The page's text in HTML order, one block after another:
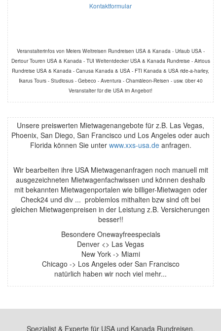
Kontaktformular
Veranstalterinfos von Meiers Weltreisen Rundreisen USA & Kanada - Urlaub USA -
Dertour Touren USA & Kanada - TUI Weltentdecker USA & Kanada Rundreise - Airtous
Rundreise USA & Kanada - Canusa Kanada & USA - FTI Kanada & USA ride-a-harley,
Ikarus Tours - Studiosus - Gebeco - Aventura - Chamäleon-Reisen - usw. über 40
Veranstalter für die USA im Angebot!
Unsere preiswerten Mietwagenangebote für z.B. Las Vegas,
Phoenix, San Diego, San Francisco und Los Angeles oder auch
Florida können Sie unter www.xxs-usa.deanfragen.
Wir bearbeiten ihre USA Mietwagenanfragen noch manuell mit
ausgezeichneten Mietwagenfachwissen und können deshalb
mit bekannten Mietwagenportalen wie billiger-Mietwagen oder
Check24 und div ... problemlos mithalten bzw sind oft bei
gleichen Mietwagenpreisen in der Leistung z.B. Versicherungen
besser!!
Besondere Onewayfreespecials
Denver <> Las Vegas
New York -> Miami
Chicago -> Los Angeles oder San Francisco
natürlich haben wir noch viel mehr...
Spezialist & Experte für USA und Kanada Rundreisen,